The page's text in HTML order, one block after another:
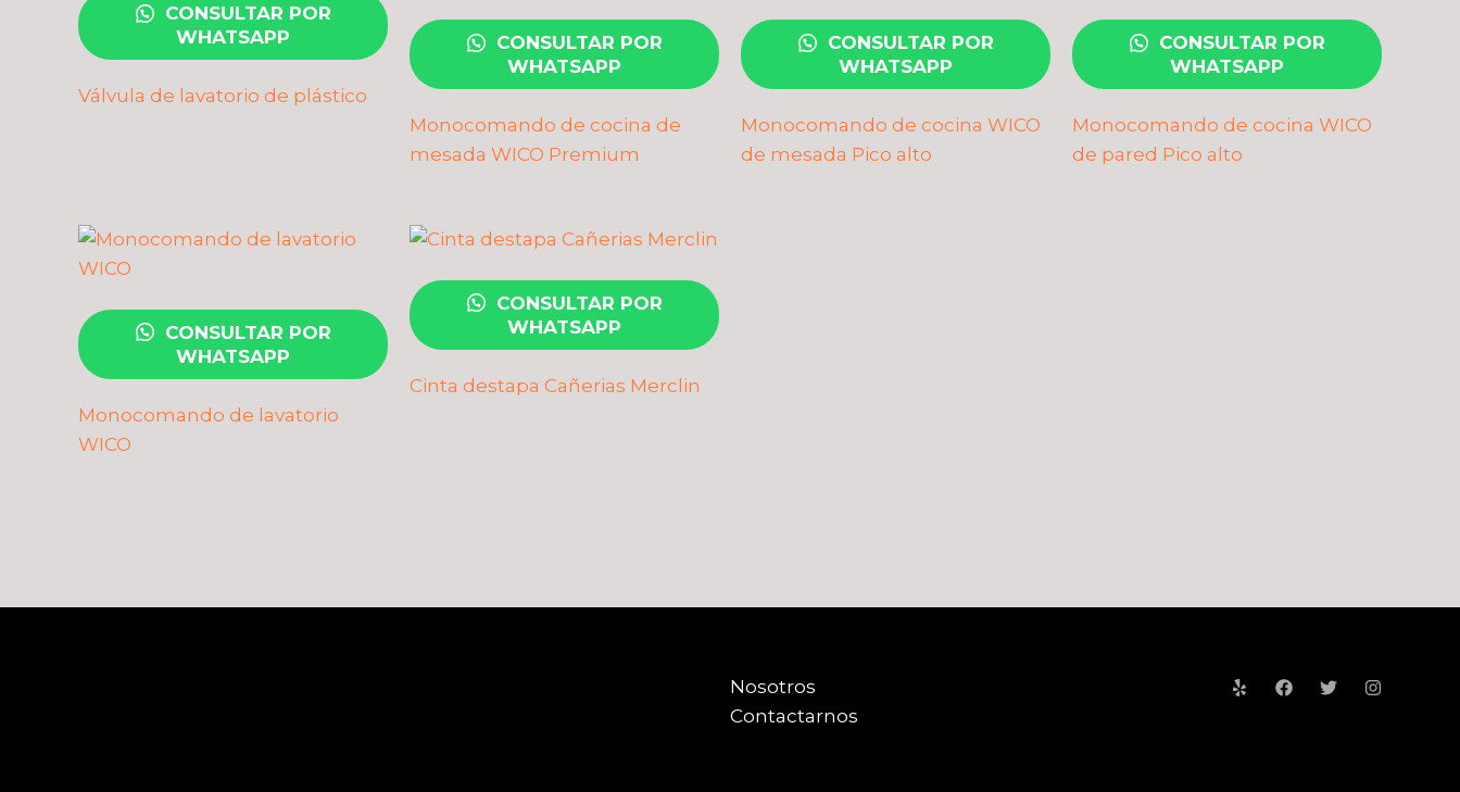
CONSULTAR POR
WHATSAPP
Válvula de lavatorio de plástico
CONSULTAR POR
WHATSAPP
Monocomando de cocina de
mesada WICO Premium
CONSULTAR POR
WHATSAPP
Monocomando de cocina WICO
de mesada Pico alto
CONSULTAR POR
WHATSAPP
Monocomando de cocina WICO
de pared Pico alto
CONSULTAR POR
WHATSAPP
Monocomando de lavatorio
WICO
CONSULTAR POR
WHATSAPP
Cinta destapa Cañerias Merclin
Nosotros
Contactarnos